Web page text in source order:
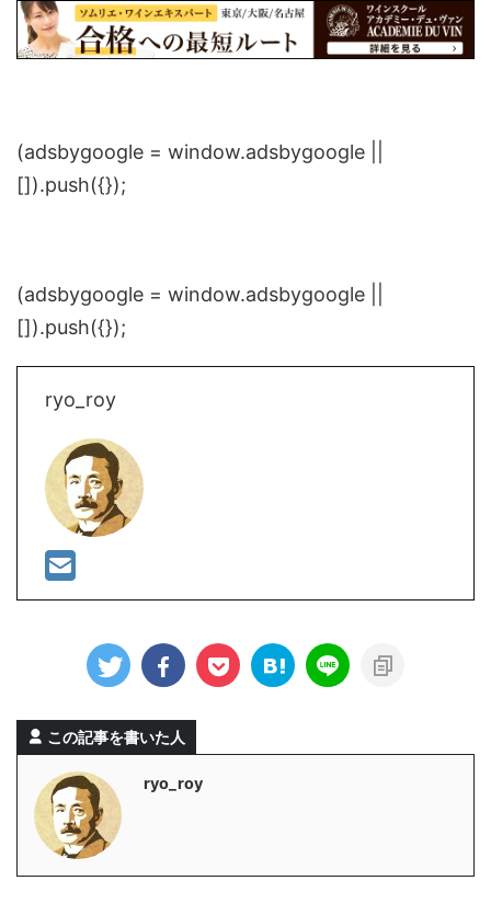
(adsbygoogle = window.adsbygoogle ||
[]).push({});
(adsbygoogle = window.adsbygoogle ||
[]).push({});
ryo_roy
この記事を書いた人
ryo_roy